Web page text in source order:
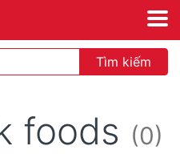
Tìm kiếm
foods (0)